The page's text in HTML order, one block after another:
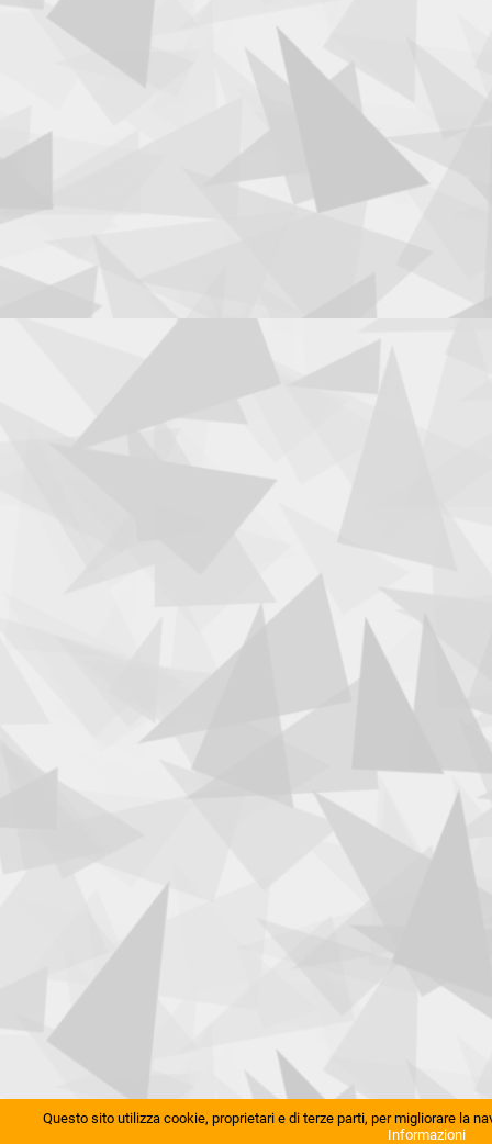
Questo sito utilizza cookie, proprietari e di terze parti, per migliorare la
Informazioni